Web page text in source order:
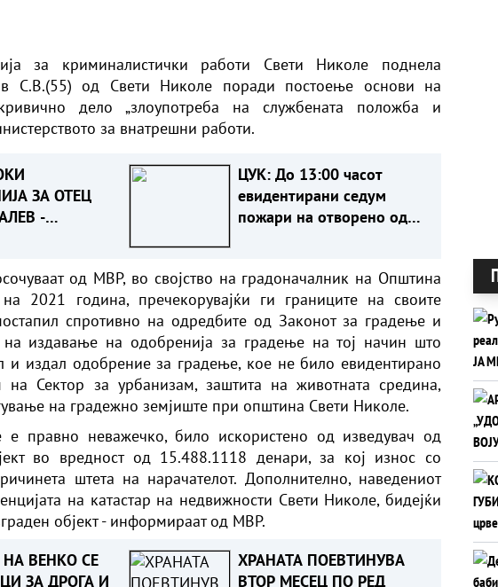
за криминалистички работи Свети Николе поднела
С.В.(55) од Свети Николе поради постоење основи на
дело „злоупотреба на службената положба и
за внатрешни работи.
ЗА ОТЕЦ
-
во
ЦУК: До 13:00 часот
евидентирани седум
пожари на отворено од
изгасени
од МВР, во својство на градоначалник на Општина
2021 година, пречекорувајќи ги границите на своите
спротивно на одредбите од Законот за градење и
на издавање на одобренија за градење на тој начин што
и издал одобрение за градење, кое не било евидентирано
на Сектор за урбанизам, заштита на животната средина,
на градежно земјиште при општина Свети Николе.
е правно неважечко, било искористено од изведувач од
во вредност од 15.488.1118 денари, за кој износ со
штета на нарачателот. Дополнително, наведениот
на катастар на недвижности Свети Николе, бидејќи
објект - информираат од МВР.
НА ВЕНКО СЕ
ЗА ДРОГА И
ХРАНАТА ПОЕВТИНУВА
ВТОР МЕСЕЦ ПО РЕД